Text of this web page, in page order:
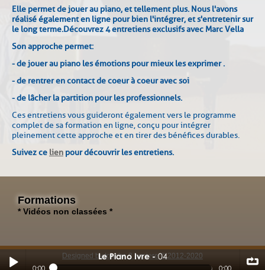
Elle permet de jouer au piano, et tellement plus. Nous l'avons
réalisé également en ligne pour bien l'intégrer, et s'entretenir sur
le long terme.Découvrez 4 entretiens exclusifs avec Marc Vella
Son approche permet :
- de jouer au piano les émotions pour mieux les exprimer .
- de rentrer en contact de coeur à coeur avec soi
- de lâcher la partition pour les professionnels.
Ces entretiens vous guideront également vers le programme
complet de sa formation en ligne, conçu pour intégrer
pleinement cette approche et en tirer des bénéfices durables.
Suivez ce lien pour découvrir les entretiens.
Formations
* Vidéos non classées *
Le Piano Ivre 04
0:00 0:00
04
Designed by touche 2 lumiere © 2012-2020